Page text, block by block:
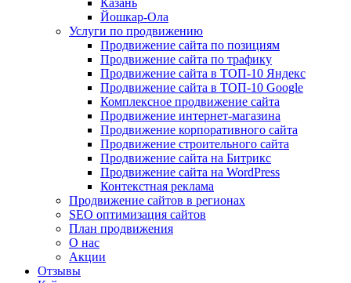
Казань
Йошкар-Ола
Услуги по продвижению
Продвижение сайта по позициям
Продвижение сайта по трафику
Продвижение сайта в ТОП-10 Яндекс
Продвижение сайта в ТОП-10 Google
Комплексное продвижение сайта
Продвижение интернет-магазина
Продвижение корпоративного сайта
Продвижение строительного сайта
Продвижение сайта на Битрикс
Продвижение сайта на WordPress
Контекстная реклама
Продвижение сайтов в регионах
SEO оптимизация сайтов
План продвижения
О нас
Акции
Отзывы